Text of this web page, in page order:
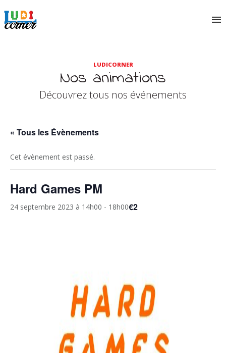
LUDICORNER
Nos animations
Découvrez tous nos événements
« Tous les Évènements
Cet évènement est passé.
Hard Games PM
24 septembre 2023 à 14h00 - 18h00€2